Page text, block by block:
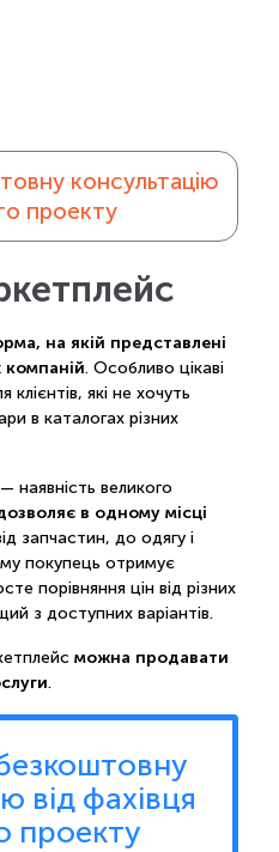
консультацію
проекту
на якій представлені
компаній. Особливо цікаві
клієнтів, які не хочуть
в каталогах різних
наявність великого
в одному місці
запчастин, до одягу і
покупець отримує
порівняння цін від різних
з доступних варіантів.
можна продавати
.
від фахівця
проекту